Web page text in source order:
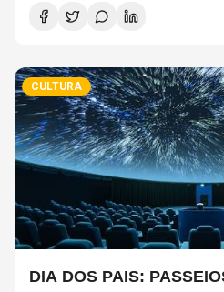
participação de Lionel Messi. O
com o universo do herói em uma
CULTURA
DIA DOS PAIS: